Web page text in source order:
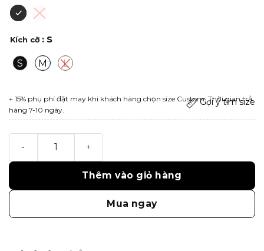
Kích cỡ : S
S M L
+ 15% phụ phí đặt may khi khách hàng chọn size Custom. Thời gian trả
hàng 7-10 ngày.
Gợi ý tìm size
Thêm vào giỏ hàng
Mua ngay